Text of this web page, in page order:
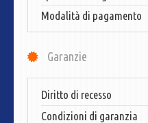
Modalità di pagamento
Garanzie
Diritto di recesso
Condizioni di garanzia